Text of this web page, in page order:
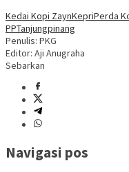
Kedai Kopi ZaynKepriPerda
PPTanjungpinang
Penulis: PKG
Editor: Aji Anugraha
Sebarkan
Navigasi pos